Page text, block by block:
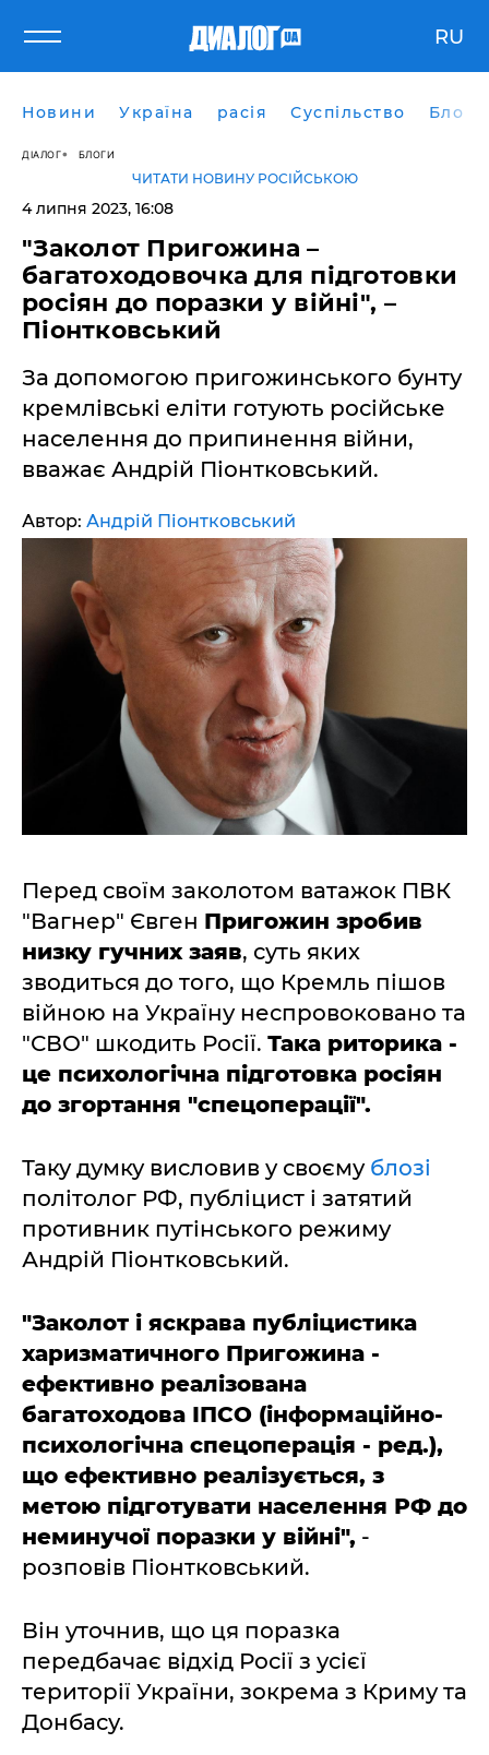
RU
Новини Україна расія Суспільство Блоги
ДІАЛОГ БЛОГИ
ЧИТАТИ НОВИНУ РОСІЙСЬКОЮ
4 липня 2023, 16:08
"Заколот Пригожина –
багатоходовочка для підготовки
росіян до поразки у війні", –
Піонтковський
За допомогою пригожинського бунту
кремлівські еліти готують російське
населення до припинення війни,
вважає Андрій Піонтковський.
Автор: Андрій Піонтковський
Перед своїм заколотом ватажок ПВК
"Вагнер" Євген Пригожин зробив
низку гучних заяв, суть яких
зводиться до того, що Кремль пішов
війною на Україну неспровоковано та
"СВО" шкодить Росії. Така риторика -
це психологічна підготовка росіян
до згортання "спецоперації".
Таку думку висловив у своєму блозі
політолог РФ, публіцист і затятий
противник путінського режиму
Андрій Піонтковський.
"Заколот і яскрава публіцистика
харизматичного Пригожина -
ефективно реалізована
багатоходова ІПСО (інформаційно-
психологічна спецоперація - ред.),
що ефективно реалізується, з
метою підготувати населення РФ до
неминучої поразки у війні", -
розповів Піонтковський.
Він уточнив, що ця поразка
передбачає відхід Росії з усієї
території України, зокрема з Криму та
Донбасу.